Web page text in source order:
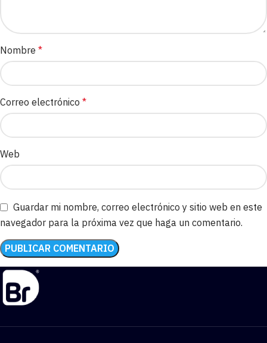
Nombre *
Correo electrónico *
Web
Guardar mi nombre, correo electrónico y sitio web en este
navegador para la próxima vez que haga un comentario.